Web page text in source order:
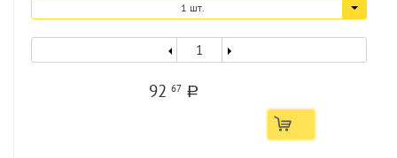
1 шт.
9267 a